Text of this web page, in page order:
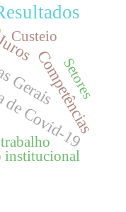
Covid-19
Competências
Gerais
institucional
Custeio
Setores